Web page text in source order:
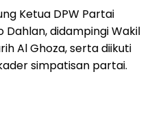
Ketua DPW Partai
Dahlan, didampingi Wakil
Al Ghoza, serta diikuti
simpatisan partai.